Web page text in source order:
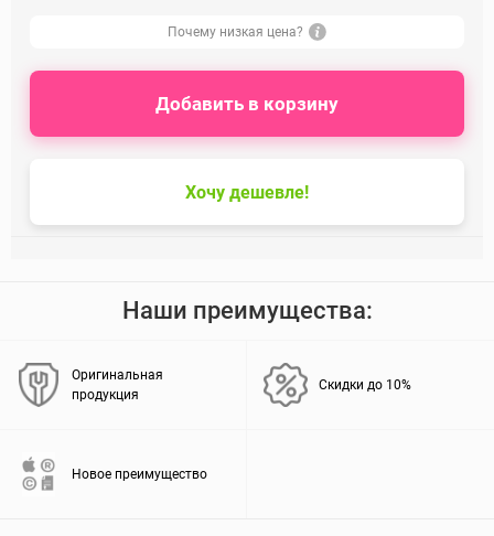
Почему низкая цена?
Хочу дешевле!
Добавить в корзину
Наши преимущества:
Оригинальная
продукция
Скидки до 10%
Новое преимущество